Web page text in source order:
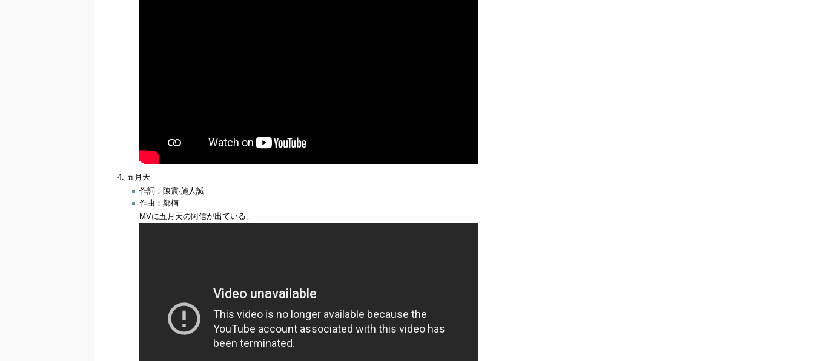
五月天
作詞：陳震‧施人誠
作曲：鄭楠
MVに五月天の阿信が出ている。